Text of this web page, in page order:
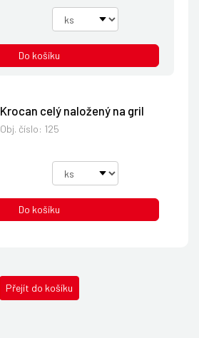
Do košíku
Krocan celý naložený na gril
Obj. číslo: 125
Do košíku
Přejít do košíku